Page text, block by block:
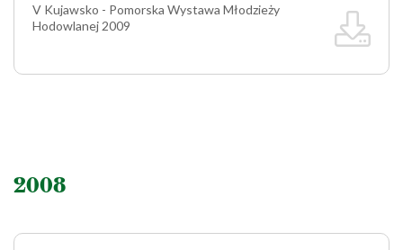
V Kujawsko - Pomorska Wystawa Młodzieży
Hodowlanej 2009
2008